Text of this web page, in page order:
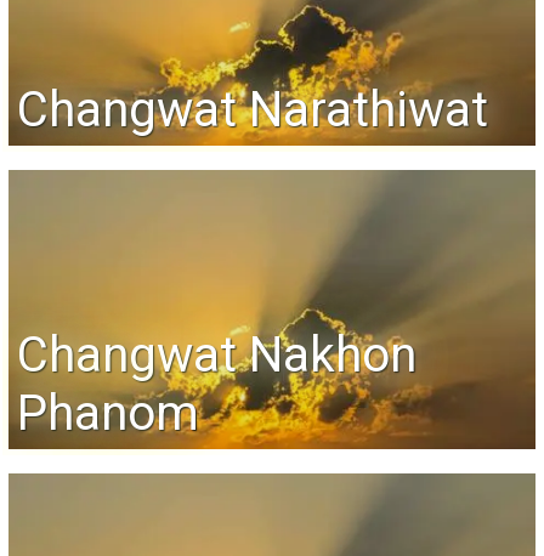
Changwat Narathiwat
Changwat Nakhon
Phanom